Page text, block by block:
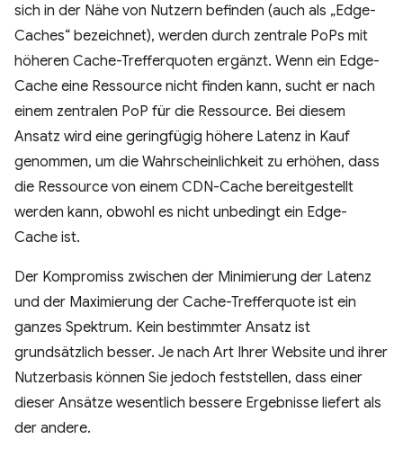
sich in der Nähe von Nutzern befinden (auch als „Edge-
Caches“ bezeichnet), werden durch zentrale PoPs mit
höheren Cache-Trefferquoten ergänzt. Wenn ein Edge-
Cache eine Ressource nicht finden kann, sucht er nach
einem zentralen PoP für die Ressource. Bei diesem
Ansatz wird eine geringfügig höhere Latenz in Kauf
genommen, um die Wahrscheinlichkeit zu erhöhen, dass
die Ressource von einem CDN-Cache bereitgestellt
werden kann, obwohl es nicht unbedingt ein Edge-
Cache ist.
Der Kompromiss zwischen der Minimierung der Latenz
und der Maximierung der Cache-Trefferquote ist ein
ganzes Spektrum. Kein bestimmter Ansatz ist
grundsätzlich besser. Je nach Art Ihrer Website und ihrer
Nutzerbasis können Sie jedoch feststellen, dass einer
dieser Ansätze wesentlich bessere Ergebnisse liefert als
der andere.